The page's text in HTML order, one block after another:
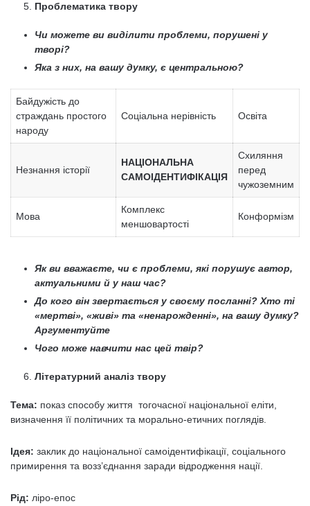
Проблематика твору
Чи можете ви виділити проблеми, порушені у
творі?
Яка з них, на вашу думку, є центральною?
Байдужість до
страждань простого
народу
Соціальна нерівність Освіта
Незнання історії
НАЦІОНАЛЬНА
САМОІДЕНТИФІКАЦІЯ
Схиляння
перед
чужоземним
Мова
Комплекс
меншовартості
Конформізм
Як ви вважаєте, чи є проблеми, які порушує автор,
актуальними й у наш час?
До кого він звертається у своєму посланні? Хто ті
«мертві», «живі» та «ненарожденні», на вашу думку?
Аргументуйте
Чого може навчити нас цей твір?
Літературний аналіз твору
Тема: показ способу життя тогочасної національної еліти,
визначення її політичних та морально-етичних поглядів.
Ідея: заклик до національної самоідентифікації, соціального
примирення та возз’єднання заради відродження нації.
Рід: ліро-епос